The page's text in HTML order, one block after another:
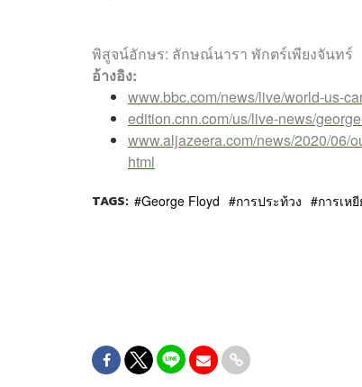
พิสูจน์อักษร: ลักษณ์นารา พักตร์เพียงจันทร์
อ้างอิง:
www.bbc.com/news/live/world-us-
edition.cnn.com/us/live-news/
www.aljazeera.com/news/2020/06/
html
TAGS: George Floyd การประท้วง การเห